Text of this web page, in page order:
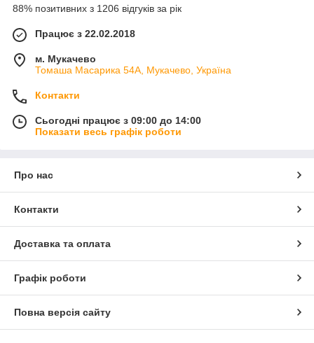
88% позитивних з 1206 відгуків за рік
Працює з 22.02.2018
м. Мукачево
Томаша Масарика 54А, Мукачево, Україна
Контакти
Сьогодні працює з 09:00 до 14:00
Показати весь графік роботи
Про нас
Контакти
Доставка та оплата
Графік роботи
Повна версія сайту